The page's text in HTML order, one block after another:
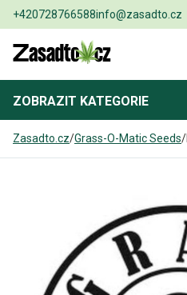
+420728766588info@zasadto.cz
ZOBRAZIT KATEGORIE
Zasadto.cz/Grass-O-Matic Seeds/